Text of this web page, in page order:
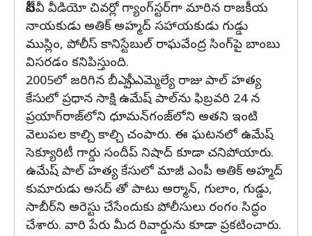
సీసీటీవీ వీడియో చివర్లో గ్యాంగ్‌స్టర్‌గా మారిన రాజకీయ
నాయకుడు అతిక్ అహ్మద్ సహాయకుడు గుడ్డు
ముస్లిం, పోలీస్ కానిస్టేబుల్ రాఘవేంద్ర సింగ్‌పై బాంబు
విసరడం కనిపిస్తుంది.
2005లో జరిగిన బీఎస్పీ ఎమ్మెల్యే రాజు పాల్ హత్య
కేసులో ప్రధాన సాక్షి ఉమేష్ పాల్‌ను ఫిబ్రవరి 24 న
ప్రయాగ్‌రాజ్‌లోని ధూమన్‌గంజ్‌లోని అతని ఇంటి
వెలుపల కాల్చి కాల్చి చంపారు. ఈ ఘటనలో ఉమేష్
సెక్యూరిటీ గార్డు సందీప్ నిషాద్ కూడా చనిపోయారు.
ఉమేష్ పాల్ హత్య కేసులో మాజీ ఎంపీ అతిక్ అహ్మద్
కుమారుడు అసద్ తో పాటు అర్మాన్, గులాం, గుడ్డు,
సాబీర్‌ని అరెస్టు చేసేందుకు పోలీసులు రంగం సిద్ధం
చేశారు. వారి పేరు మీద రివార్డును కూడా ప్రకటించారు.